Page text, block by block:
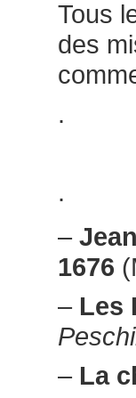
Tous
des
.
.
–
1676
– Les
– La